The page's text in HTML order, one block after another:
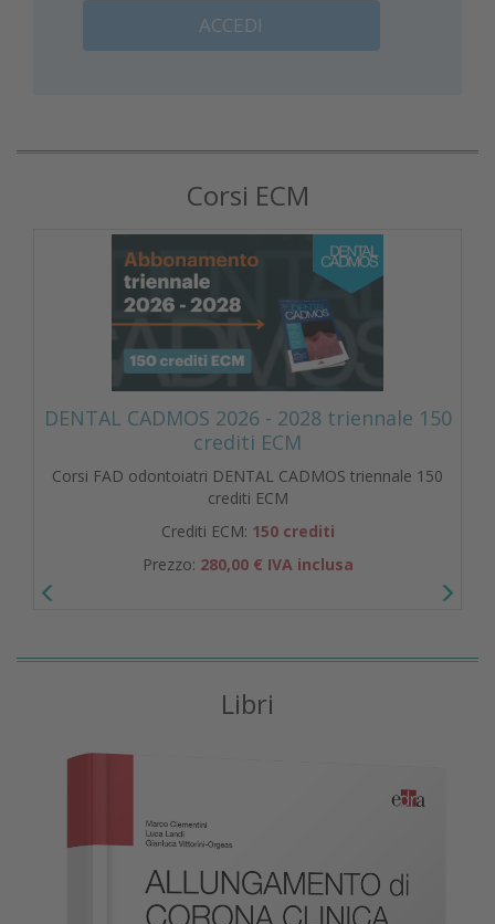
ACCEDI
Corsi ECM
DENTAL CADMOS 2026 - 2028 triennale 150
crediti ECM
Corsi FAD odontoiatri DENTAL CADMOS triennale 150
crediti ECM
Crediti ECM: 150 crediti
Prezzo: 280,00 € IVA inclusa
Libri